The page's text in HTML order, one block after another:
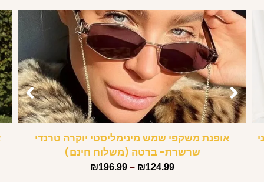
אופנת משקפי שמש מינימליסטי יוקרה טרנדי
שרשרת- ברטה (משלוח חינם)
₪124.99
–
₪196.99